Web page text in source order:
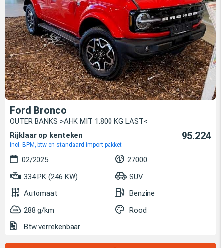
Ford Bronco
OUTER BANKS >AHK MIT 1.800 KG LAST<
Rijklaar op kenteken
incl. BPM, btw en standaard import pakket
95.224
02/2025
27000
334 PK (246 KW)
SUV
Automaat
Benzine
288 g/km
Rood
Btw verrekenbaar